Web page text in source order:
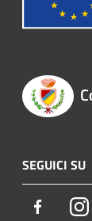
SEGUICI SU
Facebook